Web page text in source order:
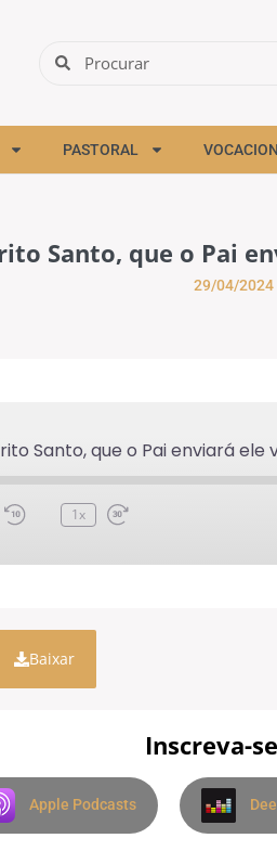
PASTORAL
Santo, que o Pai
29/04/2024
1x
Baixar
Inscreva-
Apple Podcasts